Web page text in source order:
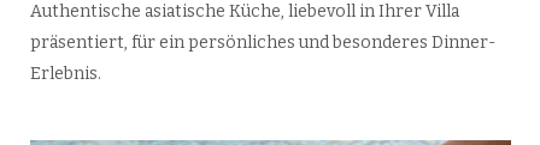
Authentische asiatische Küche, liebevoll in Ihrer Villa
präsentiert, für ein persönliches und besonderes Dinner-
Erlebnis.